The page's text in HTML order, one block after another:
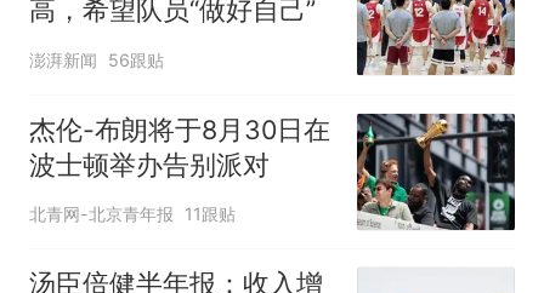
高，希望队员“做好自己”
澎湃新闻 56跟贴
杰伦-布朗将于8月30日在
波士顿举办告别派对
北青网-北京青年报 11跟贴
汤臣倍健半年报：收入增